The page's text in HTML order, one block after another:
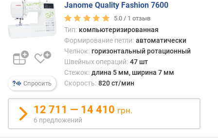
п
о
п
у
я
р
о
Спросить
Janome Quality Fashion 7600
5.0 / 1 отзыв
Тип: компьютеризированная
Формирование петли: автоматически
Челнок: горизонтальный ротационный
Швейных операций: 47 шт
Стежок: длина 5 мм, ширина 7 мм
Скорость: 820 ст/мин
12 711 — 14 410 грн.
6 предложений